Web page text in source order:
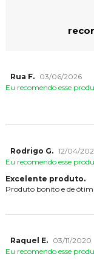
Rua F.
03/06/2026
Eu recomendo esse
Rodrigo G. 12/04/
Eu recomendo esse
Excelente produto.
Produto bonito e de
Raquel E.
03/11/2020
Eu recomendo esse